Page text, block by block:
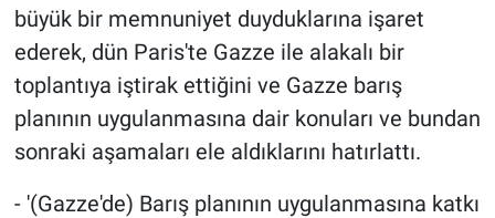
büyük bir memnuniyet duyduklarına işaret
ederek, dün Paris'te Gazze ile alakalı bir
toplantıya iştirak ettiğini ve Gazze barış
planının uygulanmasına dair konuları ve bundan
sonraki aşamaları ele aldıklarını hatırlattı.
- '(Gazze'de) Barış planının uygulanmasına katkı